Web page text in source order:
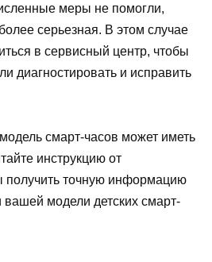
меры не помогли,
серьезная. В этом случае
в сервисный центр, чтобы
диагностировать и исправить
смарт-часов может иметь
инструкцию от
получить точную информацию
модели детских смарт-